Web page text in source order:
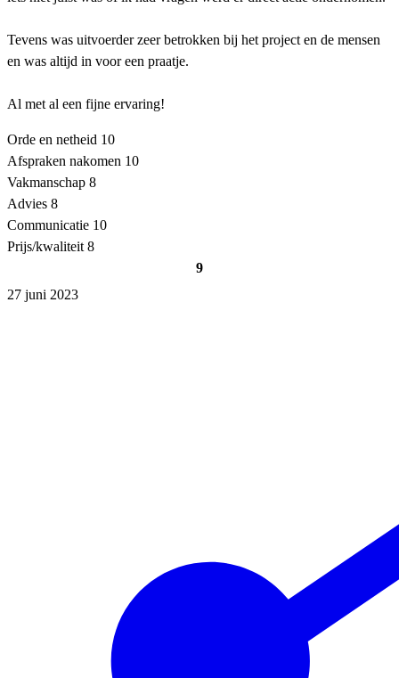
Tevens was uitvoerder zeer betrokken bij het project en de mensen
en was altijd in voor een praatje.
Al met al een fijne ervaring!
Orde en netheid 10
Afspraken nakomen 10
Vakmanschap 8
Advies 8
Communicatie 10
Prijs/kwaliteit 8
9
27 juni 2023